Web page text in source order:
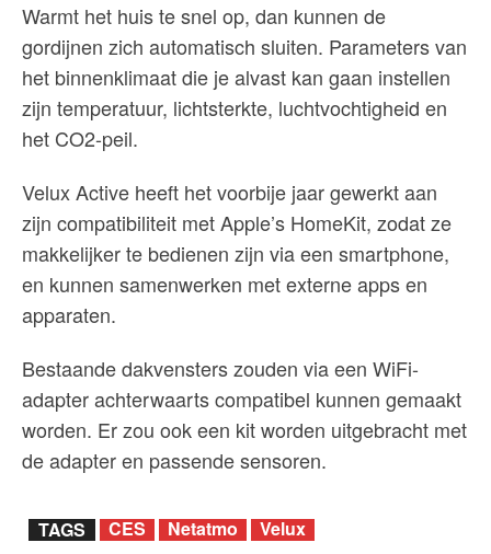
Warmt het huis te snel op, dan kunnen de
gordijnen zich automatisch sluiten. Parameters van
het binnenklimaat die je alvast kan gaan instellen
zijn temperatuur, lichtsterkte, luchtvochtigheid en
het CO2-peil.
Velux Active heeft het voorbije jaar gewerkt aan
zijn compatibiliteit met Apple’s HomeKit, zodat ze
makkelijker te bedienen zijn via een smartphone,
en kunnen samenwerken met externe apps en
apparaten.
Bestaande dakvensters zouden via een WiFi-
adapter achterwaarts compatibel kunnen gemaakt
worden. Er zou ook een kit worden uitgebracht met
de adapter en passende sensoren.
TAGS CES Netatmo Velux